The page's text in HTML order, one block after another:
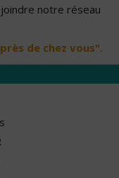
notre réseau
de chez vous".